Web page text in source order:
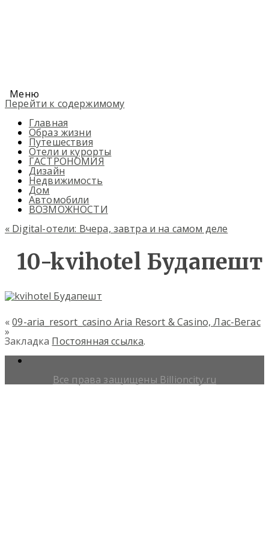
Меню
Перейти к содержимому
Главная
Образ жизни
Путешествия
Отели и курорты
ГАСТРОНОМИЯ
Дизайн
Недвижимость
Дом
Автомобили
ВОЗМОЖНОСТИ
« Digital-отели: Вчера, завтра и на самом деле
10-kvihotel Будапешт
«09-aria_resort_casino Aria Resort & Casino, Лас-Вегас
»
Закладка Постоянная ссылка.
Все права защищены Billioncity.ru